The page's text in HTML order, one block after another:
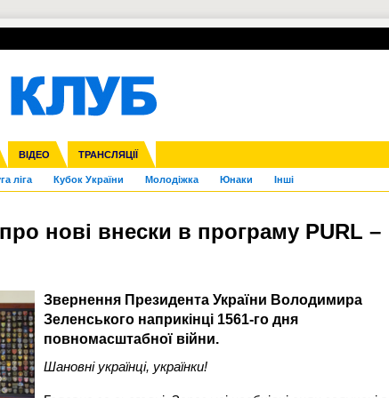
ВІДЕО ТРАНСЛЯЦІЇ
ліга Кубок України Молодіжка Юнаки Інші
Ліга націй Ліга конференцій
Франція ІншіЧЄ-2015 (U-21)
УПЛ-ПЕРЕХОДИ
нові внески в програму PURL –
Звернення Президента України Володимира
Зеленського наприкінці 1561-го дня
повномасштабної війни.
Шановні українці, українки!